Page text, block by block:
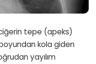
tepe (apeks)
kola giden
yayılım